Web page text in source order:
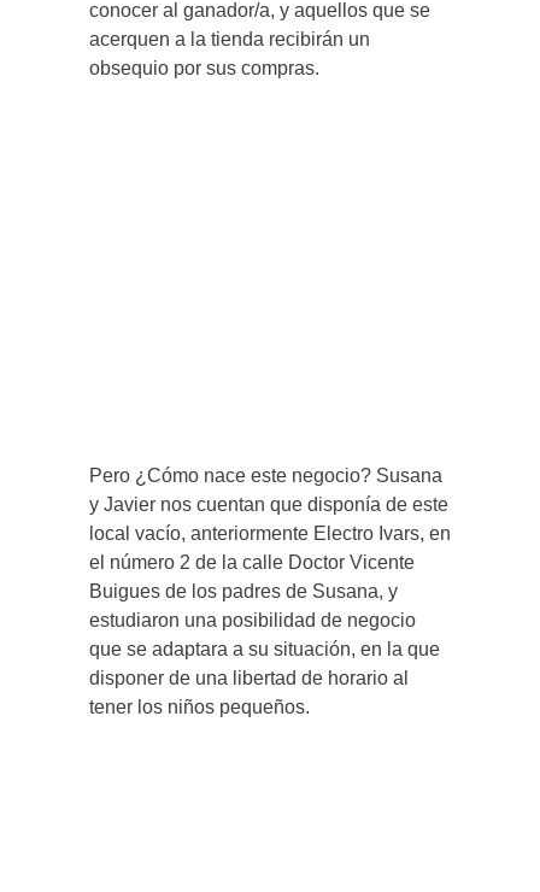
conocer al ganador/a, y aquellos que se
acerquen a la tienda recibirán un
obsequio por sus compras.
Pero ¿Cómo nace este negocio? Susana
y Javier nos cuentan que disponía de este
local vacío, anteriormente Electro Ivars, en
el número 2 de la calle Doctor Vicente
Buigues de los padres de Susana, y
estudiaron una posibilidad de negocio
que se adaptara a su situación, en la que
disponer de una libertad de horario al
tener los niños pequeños.